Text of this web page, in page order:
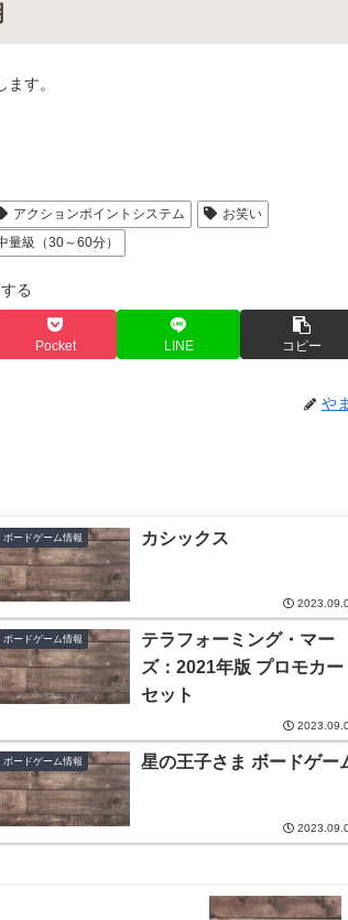
す。
アクションポイントシステム
お笑い
量級（30～60分）
る
Pocket LINE コピー
や
ボードゲーム情報 カシックス
ボードゲーム情報
テラフォーミング・マー
ズ：2021年版 プロモカー
セット
ボードゲーム情報 星の王子さま ボードゲー